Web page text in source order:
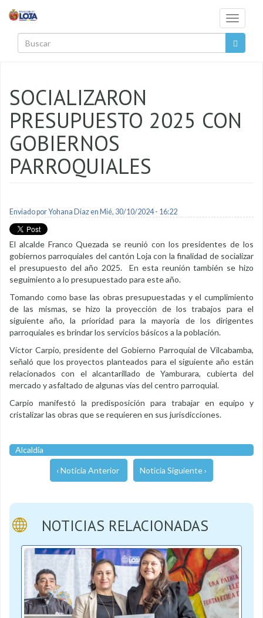
Toggle
SOCIALIZARON
PRESUPUESTO 2025 CON
GOBIERNOS
PARROQUIALES
Enviado porYohana Diazen Mié, 30/10/2024 - 16:22
El alcalde Franco Quezada se reunió con los presidentes de los
gobiernos parroquiales del cantón Loja con la finalidad de socializar
el presupuesto del año 2025. En esta reunión también se hizo
seguimiento a lo presupuestado para este año.
Tomando como base las obras presupuestadas y el cumplimiento
de las mismas, se hizo la proyección de los trabajos para el
siguiente año, la prioridad para la mayoría de los dirigentes
parroquiales es brindar los servicios básicos a la población.
Víctor Carpio, presidente del Gobierno Parroquial de Vilcabamba,
señaló que los proyectos planteados para el siguiente año están
relacionados con el alcantarillado de Yamburara, cubierta del
mercado y asfaltado de algunas vías del centro parroquial.
Carpio manifestó la predisposición para trabajar en equipo y
cristalizar las obras que se requieren en sus jurisdicciones.
Alcaldía
‹ Noticia Anterior Noticia Siguiente ›
NOTICIAS RELACIONADAS